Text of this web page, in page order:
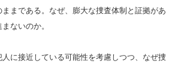
まである。なぜ、膨大な捜査体制と証拠があ
ないのか。
に接近している可能性を考慮しつつ、なぜ捜